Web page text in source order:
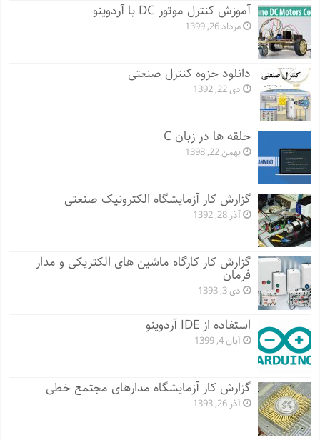
آموزش کنترل موتور DC با آردوینو
مرداد 26, 1399
دانلود جزوه کنترل صنعتی
دی 22, 1392
حلقه ها در زبان C
بهمن 22, 1398
گزارش کار آزمایشگاه الکترونیک صنعتی
آذر 28, 1392
گزارش کار کارگاه ماشین های الکتریکی و مدار
فرمان
دی 3, 1393
استفاده از IDE آردوینو
آبان 4, 1399
گزارش کار آزمایشگاه مدارهای مجتمع خطی
آذر 26, 1393